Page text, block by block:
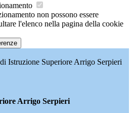
non possono essere
l'elenco nella pagina della cookie
Istruzione Superiore Arrigo Serpieri
Arrigo Serpieri